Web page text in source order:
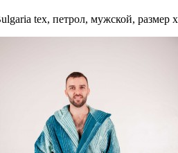
tex, петрол, мужской, размер